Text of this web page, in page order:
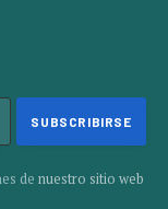
de nuestro sitio web